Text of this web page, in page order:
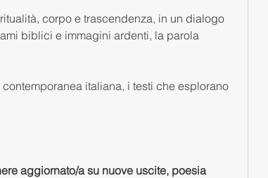
corpo e trascendenza, in un dialogo
biblici e immagini ardenti, la parola
italiana, i testi che esplorano
aggiornato/a su nuove uscite, poesia